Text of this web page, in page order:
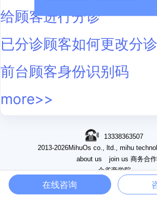
给顾客进行分诊
已分诊顾客如何更改分
前台顾客身份识别码
more>>
13338363507
2013-2026MihuOs co., ltd., mihu
about us
join us 商务合作
企雀商学院
在线咨询